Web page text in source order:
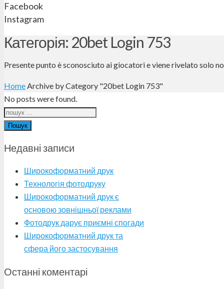
Facebook
Instagram
Категорія: 20bet Login 753
Presente punto è sconosciuto ai giocatori e viene rivelato solo
HomeArchive by Category "20bet Login 753"
No posts were found.
Пошук
Недавні записи
Широкоформатний друк
Технологія фотодруку
Широкоформатний друк є
основою зовнішньої реклами
Фотодрук дарує приємні спогади
Широкоформатний друк та
сфера його застосування
Останні коментарі